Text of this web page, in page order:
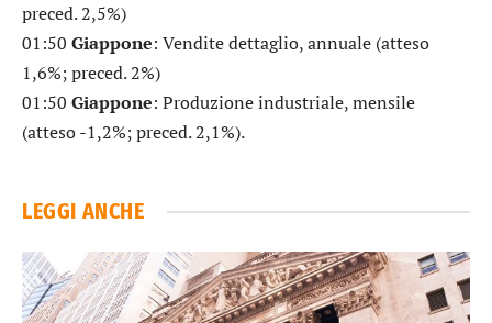
preced. 2,5%)
01:50 Giappone: Vendite dettaglio, annuale (atteso
1,6%; preced. 2%)
01:50 Giappone: Produzione industriale, mensile
(atteso -1,2%; preced. 2,1%).
LEGGI ANCHE